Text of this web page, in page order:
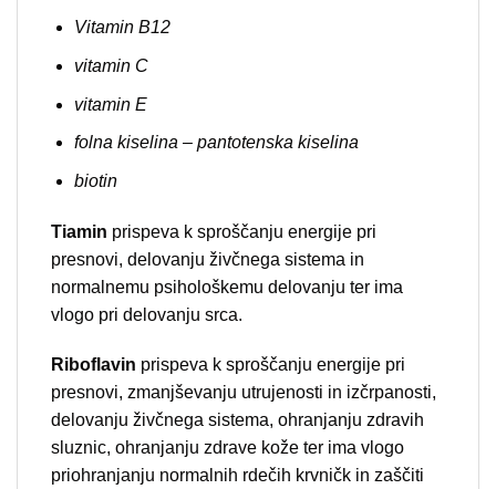
Vitamin B12
vitamin C
vitamin E
folna kiselina – pantotenska kiselina
biotin
Tiamin prispeva k sproščanju energije pri
presnovi, delovanju živčnega sistema in
normalnemu psihološkemu delovanju ter ima
vlogo pri delovanju srca.
Riboflavin prispeva k sproščanju energije pri
presnovi, zmanjševanju utrujenosti in izčrpanosti,
delovanju živčnega sistema, ohranjanju zdravih
sluznic, ohranjanju zdrave kože ter ima vlogo
priohranjanju normalnih rdečih krvničk in zaščiti